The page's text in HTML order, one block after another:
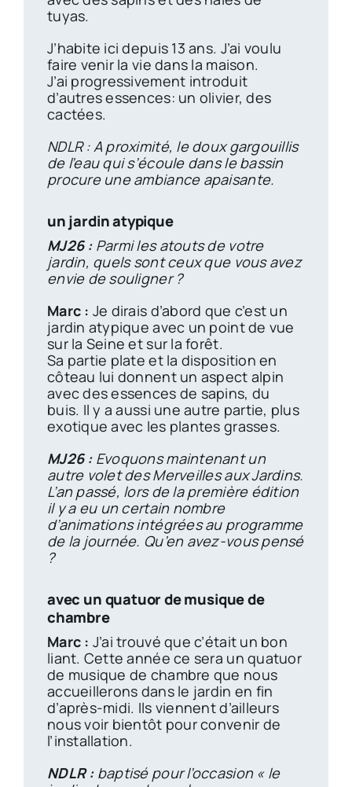
tuyas.
J’habite ici depuis 13 ans. J’ai voulu
faire venir la vie dans la maison.
J’ai progressivement introduit
d’autres essences: un olivier, des
cactées.
NDLR : A proximité, le doux gargouillis
de l’eau qui s’écoule dans le bassin
procure une ambiance apaisante.
un jardin atypique
MJ26 :Parmi les atouts de votre
jardin, quels sont ceux que vous avez
envie de souligner ?
Marc : Je dirais d’abord que c’est un
jardin atypique avec un point de vue
sur la Seine et sur la forêt.
Sa partie plate et la disposition en
côteau lui donnent un aspect alpin
avec des essences de sapins, du
buis. Il y a aussi une autre partie, plus
exotique avec les plantes grasses.
MJ26 :Evoquons maintenant un
autre volet des Merveilles aux Jardins.
L’an passé, lors de la première édition
il y a eu un certain nombre
d’animations intégrées au programme
de la journée. Qu’en avez-vous pensé
?
avec un quatuor de musique de
chambre
Marc : J’ai trouvé que c’était un bon
liant. Cette année ce sera un quatuor
de musique de chambre que nous
accueillerons dans le jardin en fin
d’après-midi. Ils viennent d’ailleurs
nous voir bientôt pour convenir de
l’installation.
NDLR :baptisé pour l’occasion « le